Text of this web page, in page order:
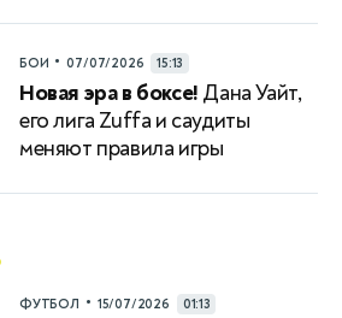
БОИ • 07/07/2026 15:13
Новая эра в боксе! Дана Уайт,
его лига Zuffa и саудиты
меняют правила игры
ФУТБОЛ • 15/07/2026 01:13